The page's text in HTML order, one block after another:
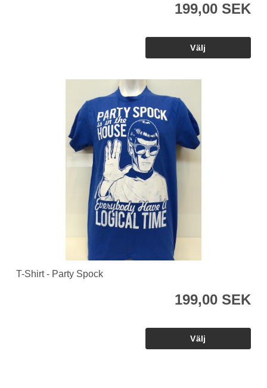
199,00 SEK
T-Shirt - Party Spock
199,00 SEK